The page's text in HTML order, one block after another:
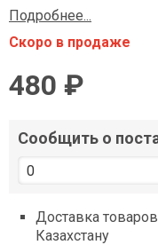
Подробнее...
Скоро в продаже
480 ₽
Сообщить о
Доставка
Казахстану